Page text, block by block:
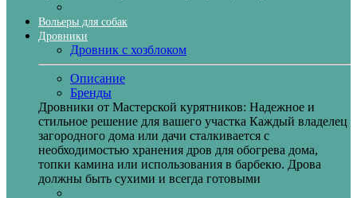
Вольеры для собак
Дровники
Дровник с хозблоком
Описание
Бренды
Дровники от Мастерской курятников: Надежное и
стильное решение для вашего участка Каждый владелец
загородного дома или дачи сталкивается с
необходимостью хранения дров для обогрева дома,
топки камина или использования в барбекю. Дрова
должны быть сухими и всегда готовыми